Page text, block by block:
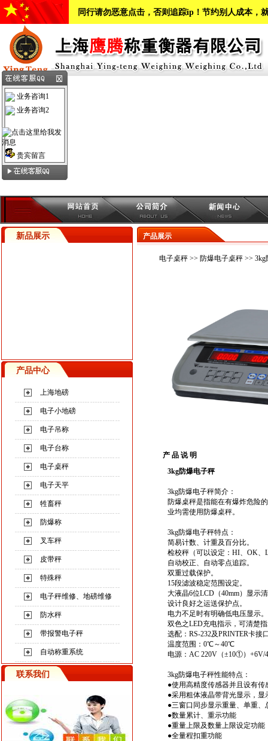
同行请勿恶意点击，否则追踪ip！节约别人成本，
新品展示
产品中心
上海地磅
电子小地磅
电子吊称
电子台称
电子桌秤
电子天平
牲畜秤
防爆称
叉车秤
皮带秤
特殊秤
电子秤维修、地磅维修
防水秤
带报警电子秤
自动称重系统
联系我们
产品展示
电子桌秤>> 防爆电子桌秤>> 3kg
产 品 说 明
3kg防爆电子秤
3kg防爆电子秤简介：
防爆桌秤是指能在有爆炸危险
业均需使用防爆桌秤。
3kg防爆电子秤特点：
简易计数、计重及百分比。
检校秤（可以设定：HI、OK、
自动校正、自动零点追踪。
双重过载保护。
15段滤波稳定范围设定。
大液晶6位LCD（40mm）显示
设计良好之运送保护点。
电力不足时有明确低电压显示。
双色之LED充电指示，可清楚
选配：RS-232及PRINTER卡接
温度范围：0℃～40℃
电源：AC 220V（±10①）+6V/
3kg防爆电子秤性能特点：
●使用高精度传感器并且设有传
●采用粗体液晶带背光显示，显
●三窗口同步显示重量、单重、
●数量累计、重示功能
●重量上限及数量上限设定功能
●全量程扣重功能
业务咨询1
业务咨询2
贵宾留言